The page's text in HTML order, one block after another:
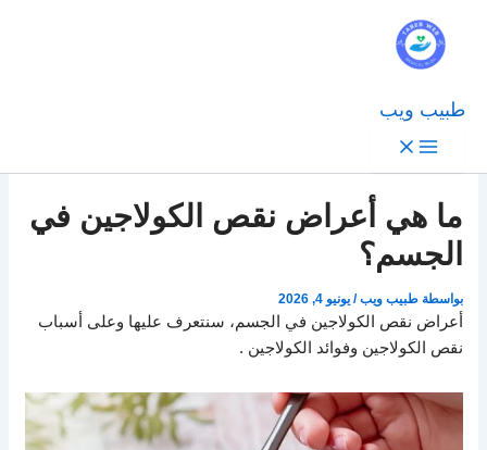
طبيب ويب
ما هي أعراض نقص الكولاجين في
الجسم؟
بواسطة طبيب ويب/يونيو 4, 2026
أعراض نقص الكولاجين في الجسم، سنتعرف عليها وعلى أسباب
نقص الكولاجين وفوائد الكولاجين .